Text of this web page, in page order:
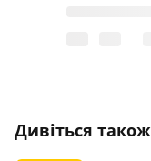
Дивіться також